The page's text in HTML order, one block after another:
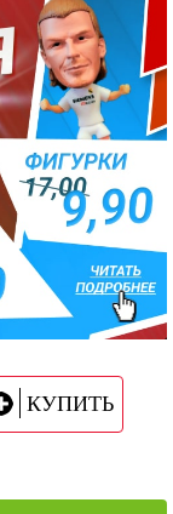
КУПИТЬ